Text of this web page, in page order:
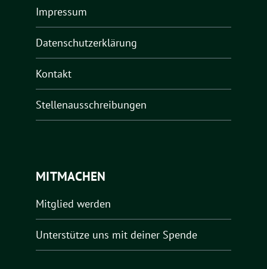
Impressum
Datenschutzerklärung
Kontakt
Stellenausschreibungen
MITMACHEN
Mitglied werden
Unterstütze uns mit deiner Spende